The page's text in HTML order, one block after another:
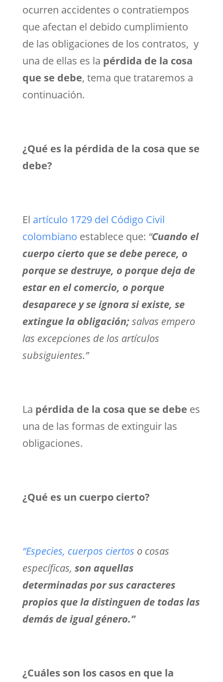
ocurren accidentes o contratiempos
que afectan el debido cumplimiento
de las obligaciones de los contratos, y
una de ellas es la pérdida de la cosa
que se debe, tema que trataremos a
continuación.
¿Qué es la pérdida de la cosa que se
debe?
El artículo 1729 del Código Civil
colombiano establece que: “Cuando el
cuerpo cierto que se debe perece, o
porque se destruye, o porque deja de
estar en el comercio, o porque
desaparece y se ignora si existe, se
extingue la obligación;salvas empero
las excepciones de los artículos
subsiguientes.”
La pérdida de la cosa que se debe es
una de las formas de extinguir las
obligaciones.
¿Qué es un cuerpo cierto?
“Especies, cuerpos ciertos o cosas
específicas, son aquellas
determinadas por sus caracteres
propios que la distinguen de todas las
demás de igual género.”
¿Cuáles son los casos en que la